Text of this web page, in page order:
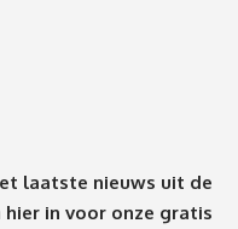
laatste nieuws uit de
hier in voor onze gratis